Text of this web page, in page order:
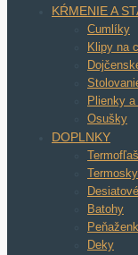
KŔMENIE A
Cumlíky
Klipy na
Plienky
Osušky
DOPLNKY
Termosky
Batohy
Deky